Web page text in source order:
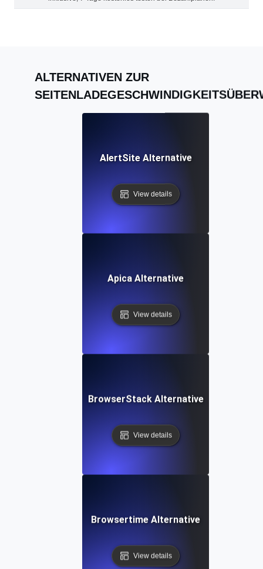
ALTERNATIVEN ZUR
AlertSite Alternative
View details
Apica Alternative
View details
BrowserStack Alternative
View details
Browsertime Alternative
View details